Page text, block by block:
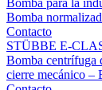
Bomba para la
Bomba
Contacto
STÜBBE E-
Bomba centrífuga
cierre mecánico –